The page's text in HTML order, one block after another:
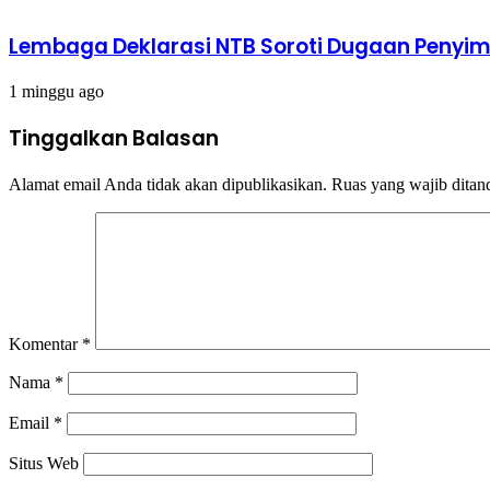
Lembaga Deklarasi NTB Soroti Dugaan
1 minggu ago
Tinggalkan Balasan
Alamat email Anda tidak akan dipublikasikan. Ruas yang wajib
Komentar *
Nama *
Email *
Situs Web